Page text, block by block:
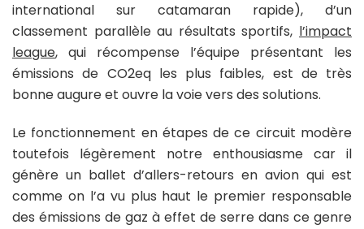
international sur catamaran rapide), d’un
classement parallèle au résultats sportifs, l’impact
league, qui récompense l’équipe présentant les
émissions de CO2eq les plus faibles, est de très
bonne augure et ouvre la voie vers des solutions.
Le fonctionnement en étapes de ce circuit modère
toutefois légèrement notre enthousiasme car il
génère un ballet d’allers-retours en avion qui est
comme on l’a vu plus haut le premier responsable
des émissions de gaz à effet de serre dans ce genre